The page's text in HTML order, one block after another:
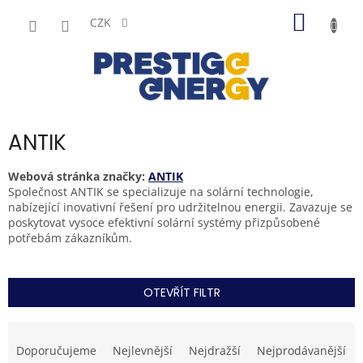
CZK
ANTIK
Webová stránka značky: ANTIK
Společnost ANTIK se specializuje na solární technologie,
nabízející inovativní řešení pro udržitelnou energii. Zavazuje se
poskytovat vysoce efektivní solární systémy přizpůsobené
potřebám zákazníkům.
OTEVŘÍT FILTR
aDoporučujeme Nejlevnější Nejdražší Nejprodávanější